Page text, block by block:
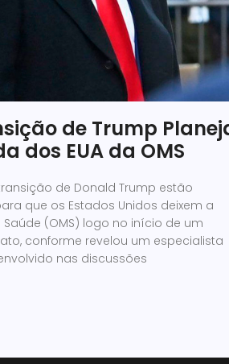
de Trump
dos EUA da OMS
de Donald Trump estão
que os Estados Unidos deixem a
(OMS) logo no início de um
conforme revelou um especialista
nas discussões